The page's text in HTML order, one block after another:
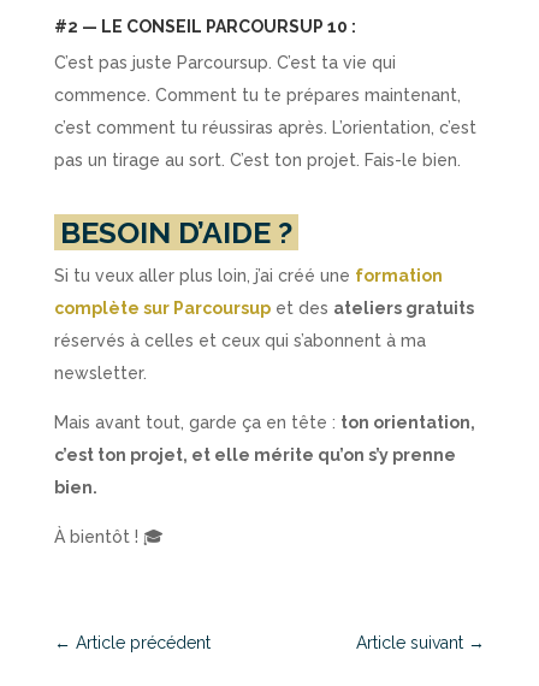
#2 — LE CONSEIL PARCOURSUP 10 :
C’est pas juste Parcoursup. C’est ta vie qui
commence. Comment tu te prépares maintenant,
c’est comment tu réussiras après. L’orientation, c’est
pas un tirage au sort. C’est ton projet. Fais-le bien.
BESOIN D’AIDE ?
Si tu veux aller plus loin, j’ai créé une formation
complète sur Parcoursupet des ateliers gratuits
réservés à celles et ceux qui s’abonnent à ma
newsletter.
Mais avant tout, garde ça en tête : ton orientation,
c’est ton projet, et elle mérite qu’on s’y prenne
bien.
À bientôt ! 🎓
← Article précédent Article suivant →